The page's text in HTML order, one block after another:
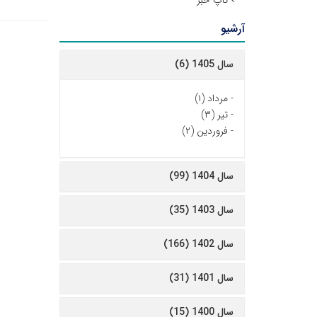
آرشیو
سال 1405 (6)
-مرداد (۱)
-تیر (۳)
- فروردین (۲)
سال 1404 (99)
سال 1403 (35)
سال 1402 (166)
سال 1401 (31)
سال 1400 (15)